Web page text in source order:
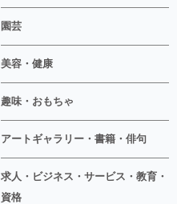
園芸
美容・健康
趣味・おもちゃ
アートギャラリー・書籍・俳句
求人・ビジネス・サービス・教育・
資格